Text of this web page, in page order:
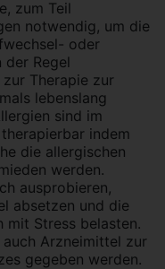
zum Teil
notwendig, um die
oder
der Regel
Therapie zur
lebenslang
sind im
indem
die allergischen
werden.
ausprobieren,
absetzen und die
mit Stress belasten.
auch Arzneimittel zur
gegeben werden.